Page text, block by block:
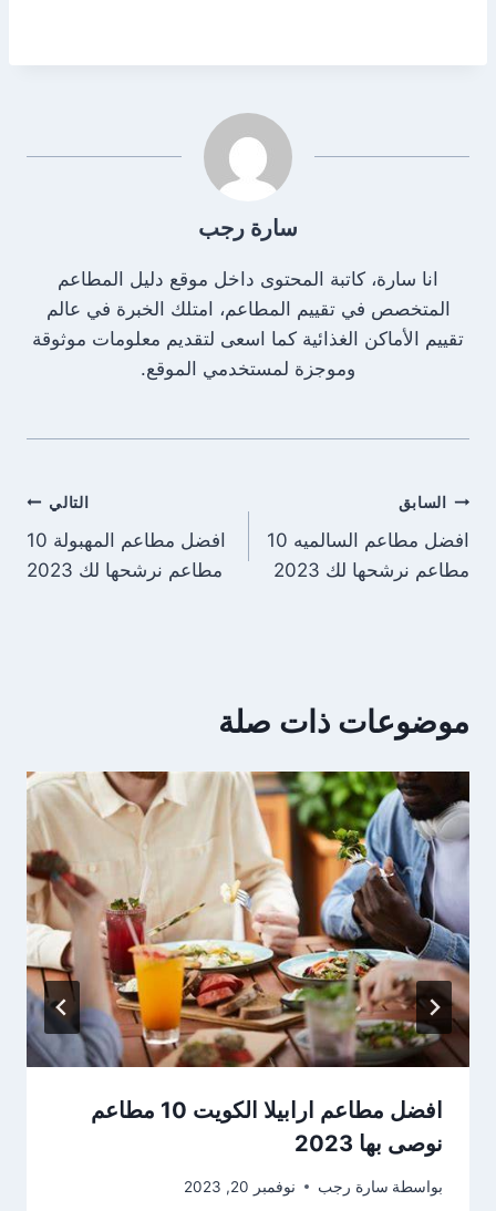
سارة رجب
انا سارة، كاتبة المحتوى داخل موقع دليل المطاعم
المتخصص في تقييم المطاعم، امتلك الخبرة في عالم
تقييم الأماكن الغذائية كما اسعى لتقديم معلومات موثوقة
وموجزة لمستخدمي الموقع.
تصفّح
المقالات
السابق
افضل مطاعم السالميه 10
مطاعم نرشحها لك 2023
التالي
افضل مطاعم المهبولة 10
مطاعم نرشحها لك 2023
موضوعات ذات صلة
افضل مطاعم ارابيلا الكويت 10 مطاعم
نوصى بها 2023
بواسطة سارة رجب نوفمبر 20, 2023